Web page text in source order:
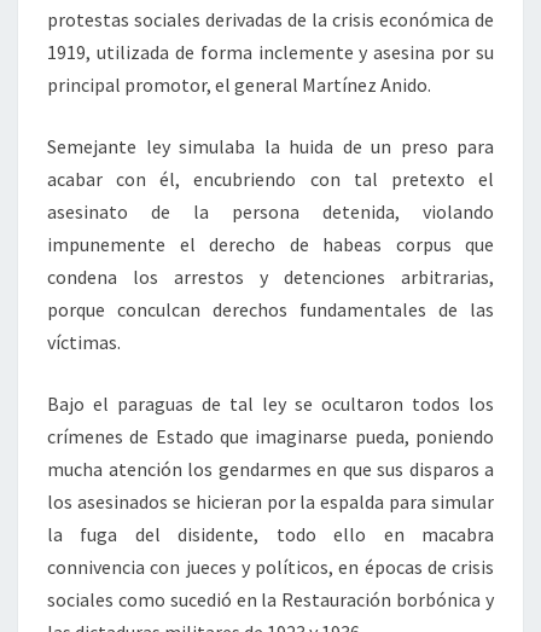
protestas sociales derivadas de la crisis económica de
1919, utilizada de forma inclemente y asesina por su
principal promotor, el general Martínez Anido.
Semejante ley simulaba la huida de un preso para
acabar con él, encubriendo con tal pretexto el
asesinato de la persona detenida, violando
impunemente el derecho de habeas corpus que
condena los arrestos y detenciones arbitrarias,
porque conculcan derechos fundamentales de las
víctimas.
Bajo el paraguas de tal ley se ocultaron todos los
crímenes de Estado que imaginarse pueda, poniendo
mucha atención los gendarmes en que sus disparos a
los asesinados se hicieran por la espalda para simular
la fuga del disidente, todo ello en macabra
connivencia con jueces y políticos, en épocas de crisis
sociales como sucedió en la Restauración borbónica y